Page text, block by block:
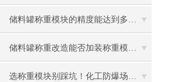
储料罐称重模块的精度能达到多少？
储料罐称重改造能否加装称重模块？
选称重模块别踩坑！化工防爆场景到底该怎么选？